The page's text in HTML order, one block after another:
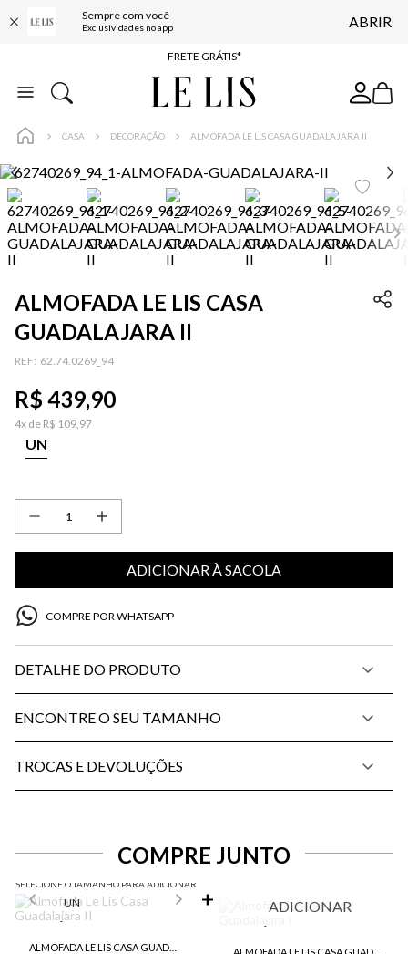
Sempre com você
Exclusividades no app ABRIR
ENTREGA EXPRESSA*
FRETE GRÁTIS*
BAIXE O APP
CASA DECORAÇÃO ALMOFADA LE LIS CASA GUADALAJARA II
ALMOFADA LE LIS CASA
GUADALAJARA II
: 62.74.0269_94
R$ 439,90
4x de R$ 109,97
UN
ADICIONAR À SACOLA
COMPRE POR WHATSAPP
DETALHE DO PRODUTO
ENCONTRE O SEU TAMANHO
TROCAS E DEVOLUÇÕES
COMPRE JUNTO
SELECIONE O TAMANHO PARA ADICIONAR
UN ADICIONAR